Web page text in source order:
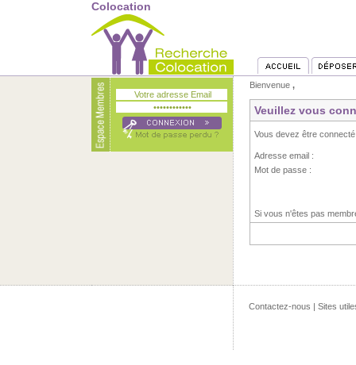
Colocation
Bienvenue ,
Veuillez vous
Vous devez être
Adresse email :
Mot de passe :
Si vous n'êtes pas
Contactez-nous | Sites